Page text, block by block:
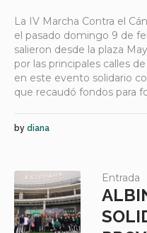
La IV Marcha Contra el
el pasado domingo 9 de
salieron desde la plaza
por las principales calles
en este evento solidario
que recaudó fondos para
by diana
Entrada